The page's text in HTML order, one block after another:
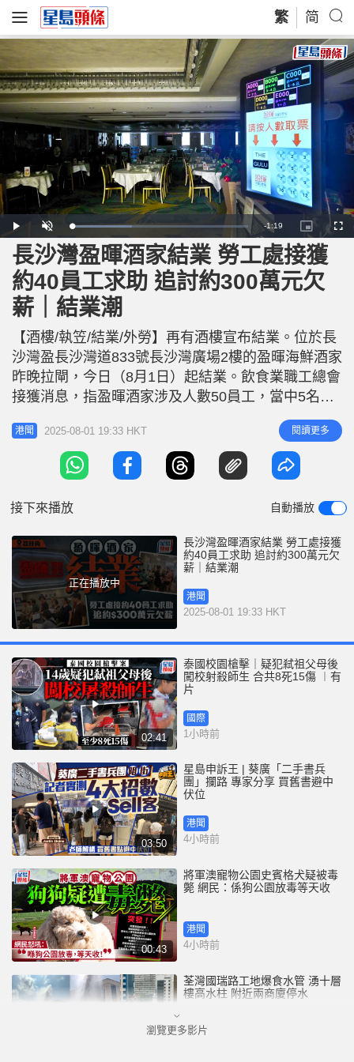
繁 简
P
l
a
y
U
n
m
u
t
L
o
a
d
e
:
3
4
.
4
5
R
e
m
n
-1:19
P
i
c
t
u
r
e
-
i
c
t
u
r
e
F
u
長沙灣盈暉酒家結業 勞工處接獲
約40員工求助 追討約300萬元欠
薪｜結業潮
【酒樓/執笠/結業/外勞】再有酒樓宣布結業。位於長
沙灣盈長沙灣道833號長沙灣廣場2樓的盈暉海鮮酒家
昨晚拉閘，今日（8月1日）起結業。飲食業職工總會
接獲消息，指盈暉酒家涉及人數50員工，當中5名員
工為外勞，被拖欠包括7月的欠薪、代通知金、大假
及遣散費，超過700萬元。積金局表示，盈暉海鮮酒
家長沙灣店目前沒有拖欠強積金供款。 飲食業職工
總會今日聯同50位員工到勞工處落案，追討被拖欠的
港聞 2025-08-01 19:33 HKT 閱讀更多
接下來播放 自動播放
正在播放中
長沙灣盈暉酒家結業 勞工處接獲
約40員工求助 追討約300萬元欠
薪｜結業潮
港聞
2025-08-01 19:33 HKT
02:41
泰國校園槍擊｜疑犯弒祖父母後
闖校射殺師生 合共8死15傷 ︱有
片
國際
1小時前
03:50
星島申訴王 | 葵廣「二手書兵
團」攔路 專家分享 買舊書避中
伏位
港聞
4小時前
00:43
將軍澳寵物公園史賓格犬疑被毒
斃 網民：係狗公園放毒等天收
港聞
4小時前
荃灣國瑞路工地爆食水管 湧十層
樓高水柱 附近兩商廈停水
港聞
瀏覽更多影片